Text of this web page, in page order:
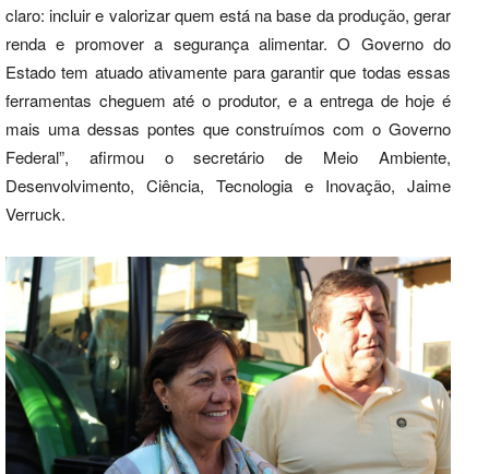
claro: incluir e valorizar quem está na base da produção, gerar
renda e promover a segurança alimentar. O Governo do
Estado tem atuado ativamente para garantir que todas essas
ferramentas cheguem até o produtor, e a entrega de hoje é
mais uma dessas pontes que construímos com o Governo
Federal”, afirmou o secretário de Meio Ambiente,
Desenvolvimento, Ciência, Tecnologia e Inovação, Jaime
Verruck.